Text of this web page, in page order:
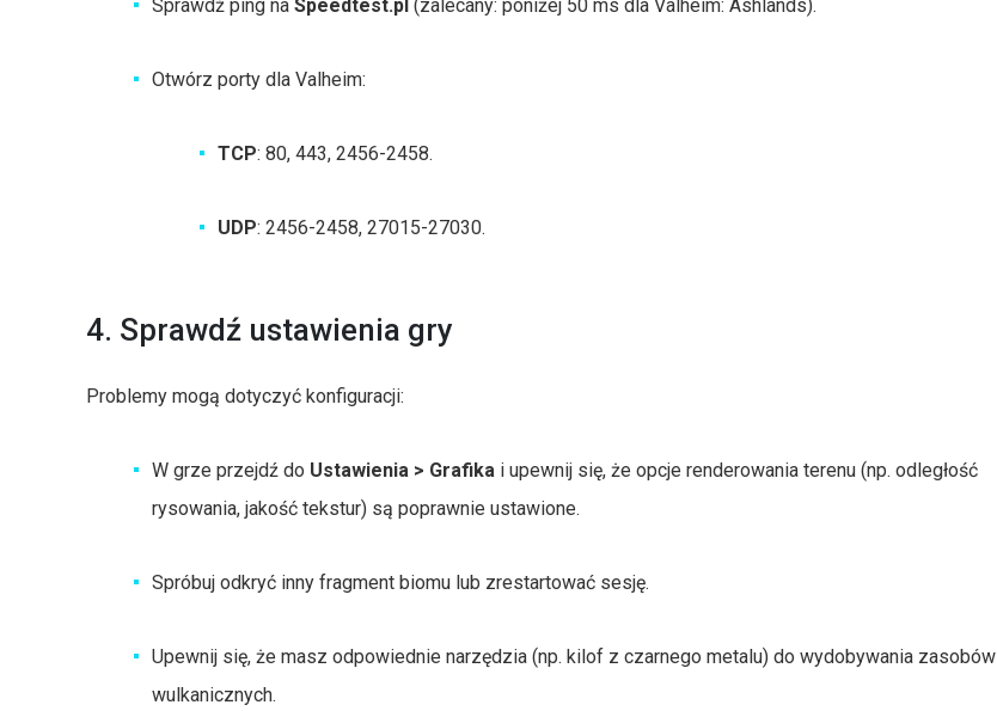
Sprawdź ping na Speedtest.pl (zalecany: poniżej 50 ms dla Valheim: Ashlands).
Otwórz porty dla Valheim:
TCP: 80, 443, 2456-2458.
UDP: 2456-2458, 27015-27030.
4. Sprawdź ustawienia gry
Problemy mogą dotyczyć konfiguracji:
W grze przejdź do Ustawienia > Grafika i upewnij się, że opcje renderowania terenu (np. odległość
rysowania, jakość tekstur) są poprawnie ustawione.
Spróbuj odkryć inny fragment biomu lub zrestartować sesję.
Upewnij się, że masz odpowiednie narzędzia (np. kilof z czarnego metalu) do wydobywania zasobów
wulkanicznych.